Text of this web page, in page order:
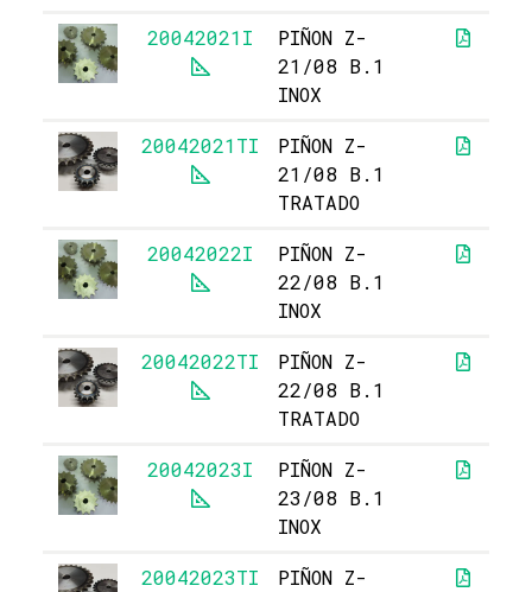
20042021I
PIÑON Z-
21/08 B.1
INOX
20042021TI
PIÑON Z-
21/08 B.1
TRATADO
20042022I
PIÑON Z-
22/08 B.1
INOX
20042022TI
PIÑON Z-
22/08 B.1
TRATADO
20042023I
PIÑON Z-
23/08 B.1
INOX
20042023TI
PIÑON Z-